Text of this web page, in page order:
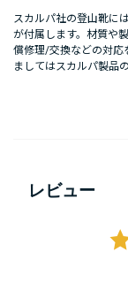
スカルパ社の登山靴に
が付属します。材質や
償修理/交換などの対応
ましてはスカルパ製品
レビュー